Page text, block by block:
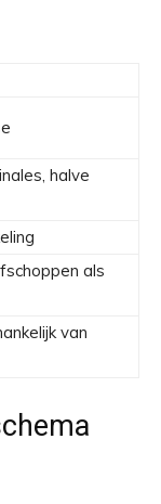
halve
als
van